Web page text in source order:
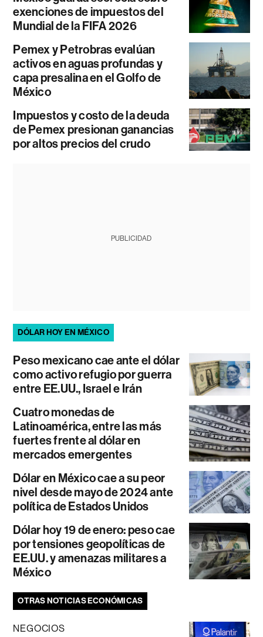
exenciones de impuestos del
Mundial de la FIFA 2026
Pemex y Petrobras evalúan
activos en aguas profundas y
capa presalina en el Golfo de
México
Impuestos y costo de la deuda
de Pemex presionan ganancias
por altos precios del crudo
PUBLICIDAD
DÓLAR HOY EN MÉXICO
Peso mexicano cae ante el dólar
como activo refugio por guerra
entre EE.UU., Israel e Irán
Cuatro monedas de
Latinoamérica, entre las más
fuertes frente al dólar en
mercados emergentes
Dólar en México cae a su peor
nivel desde mayo de 2024 ante
política de Estados Unidos
Dólar hoy 19 de enero: peso cae
por tensiones geopolíticas de
EE.UU. y amenazas militares a
México
OTRAS NOTICIAS ECONÓMICAS
NEGOCIOS